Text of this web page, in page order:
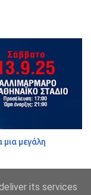
μεγάλη
its services